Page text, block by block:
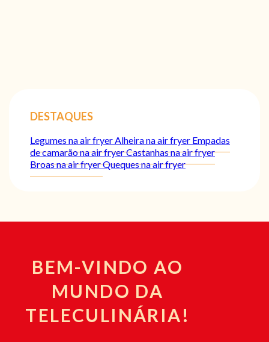
DESTAQUES
Legumes na air fryerAlheira na air fryer Empadas
de camarão na air fryerCastanhas na air fryer
Broas na air fryerQueques na air fryer
BEM-VINDO AO
MUNDO DA
TELECULINÁRIA!